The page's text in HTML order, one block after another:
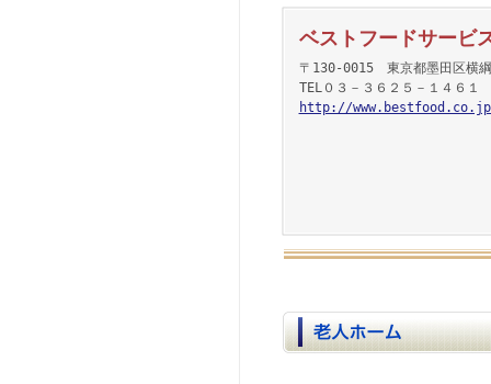
ベストフードサービ
〒130-0015 東京都墨田区横綱
TEL０３－３６２５－１４６１
http://